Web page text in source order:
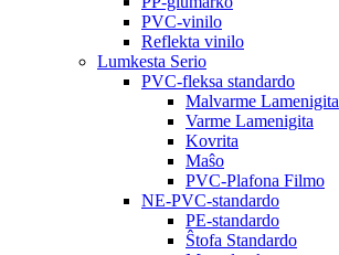
PVC-vinilo
Reflekta vinilo
Lumkesta Serio
PVC-fleksa standardo
Malvarme Lamenigita
Varme Lamenigita
Kovrita
Maŝo
PVC-Plafona Filmo
NE-PVC-standardo
PE-standardo
Ŝtofa Standardo